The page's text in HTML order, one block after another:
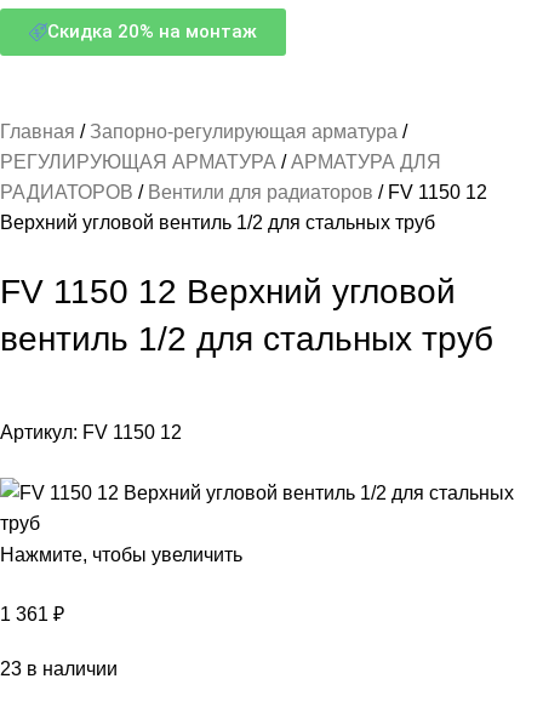
Скидка 20% на монтаж
Главная
Запорно-регулирующая арматура
РЕГУЛИРУЮЩАЯ АРМАТУРА
АРМАТУРА ДЛЯ
РАДИАТОРОВ
Вентили для радиаторов
FV 1150 12
Верхний угловой вентиль 1/2 для стальных труб
FV 1150 12 Верхний угловой
вентиль 1/2 для стальных труб
Артикул: FV 1150 12
Нажмите, чтобы увеличить
1 361 ₽
23 в наличии